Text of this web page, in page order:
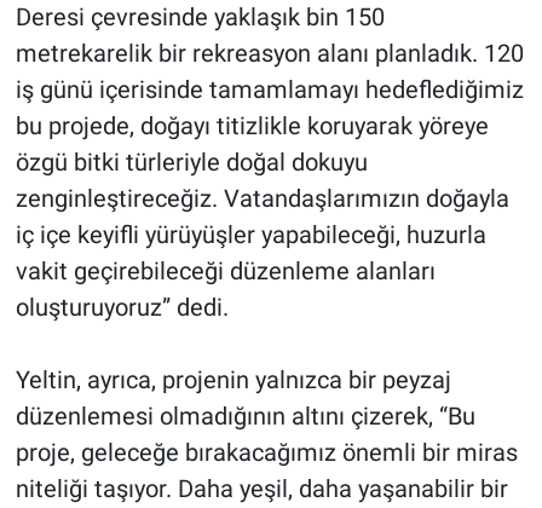
Deresi çevresinde yaklaşık bin 150
metrekarelik bir rekreasyon alanı planladık. 120
iş günü içerisinde tamamlamayı hedeflediğimiz
bu projede, doğayı titizlikle koruyarak yöreye
özgü bitki türleriyle doğal dokuyu
zenginleştireceğiz. Vatandaşlarımızın doğayla
iç içe keyifli yürüyüşler yapabileceği, huzurla
vakit geçirebileceği düzenleme alanları
oluşturuyoruz” dedi.
Yeltin, ayrıca, projenin yalnızca bir peyzaj
düzenlemesi olmadığının altını çizerek, “Bu
proje, geleceğe bırakacağımız önemli bir miras
niteliği taşıyor. Daha yeşil, daha yaşanabilir bir